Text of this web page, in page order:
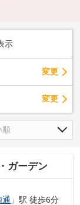
示
変更
変更
ガーデン
通 」駅 徒歩6分